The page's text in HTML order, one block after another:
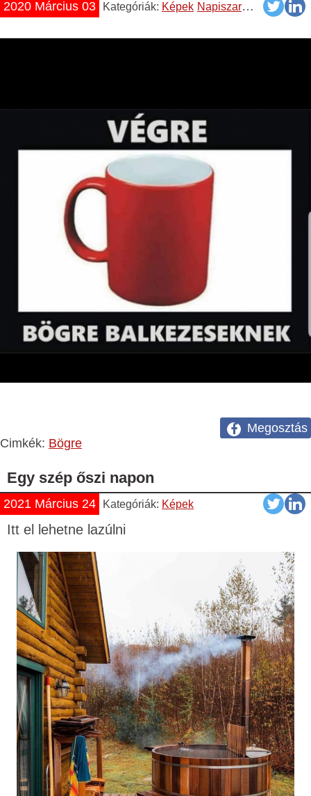
2020 Március 03 Kategóriák: Képek Napiszar Vicces
Megosztás
Cimkék: Bögre
Egy szép őszi napon
2021 Március 24 Kategóriák: Képek
Itt el lehetne lazúlni